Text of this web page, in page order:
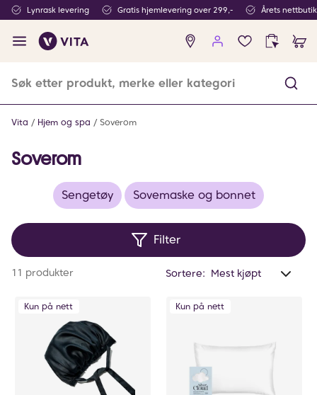
Lynrask levering Gratis hjemlevering over 299,- Årets
Ingen
produkter
Vita Hjem og spa Soverom
Soverom
Sengetøy Sovemaske og bonnet
Filter
11 produkter Sortere:
Kun på nett Kun på nett